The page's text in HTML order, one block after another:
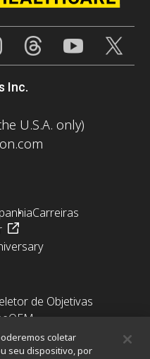
Inc.
U.S.A. only)
Carreiras
de Objetivas
OEM
coletar
seu dispositivo, por